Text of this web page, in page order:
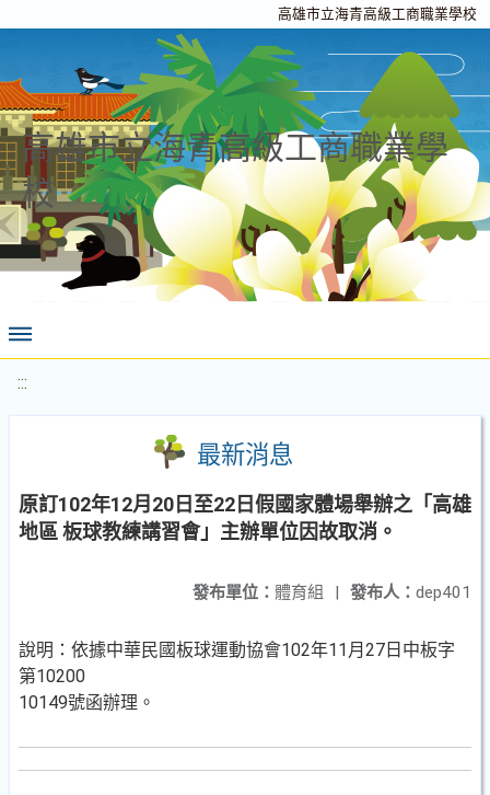
高雄市立海青高級工商職業學校
高雄市立海青高級工商職業學
校
:::
最新消息
原訂102年12月20日至22日假國家體場舉辦之「高雄
地區 板球教練講習會」主辦單位因故取消。
發布人： dep401
發布單位： 體育組 |
說明：依據中華民國板球運動協會102年11月27日中板字
第10200
10149號函辦理。